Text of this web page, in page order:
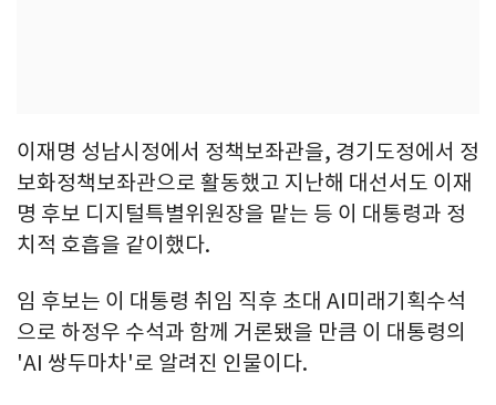
이재명 성남시정에서 정책보좌관을, 경기도정에서 정
보화정책보좌관으로 활동했고 지난해 대선서도 이재
명 후보 디지털특별위원장을 맡는 등 이 대통령과 정
치적 호흡을 같이했다.
임 후보는 이 대통령 취임 직후 초대 AI미래기획수석
으로 하정우 수석과 함께 거론됐을 만큼 이 대통령의
'AI 쌍두마차'로 알려진 인물이다.